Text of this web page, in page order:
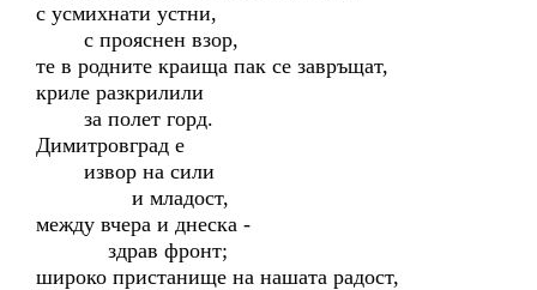
с усмихнати устни,
с прояснен взор,
те в родните краища пак се завръщат,
криле разкрилили
за полет горд.
Димитровград е
извор на сили
и младост,
между вчера и днеска -
здрав фронт;
широко пристанище на нашата радост,